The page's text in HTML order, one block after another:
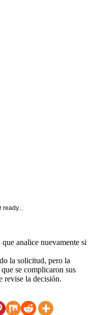
analice nuevamente si
la solicitud, pero la
se complicaron sus
revise la decisión.